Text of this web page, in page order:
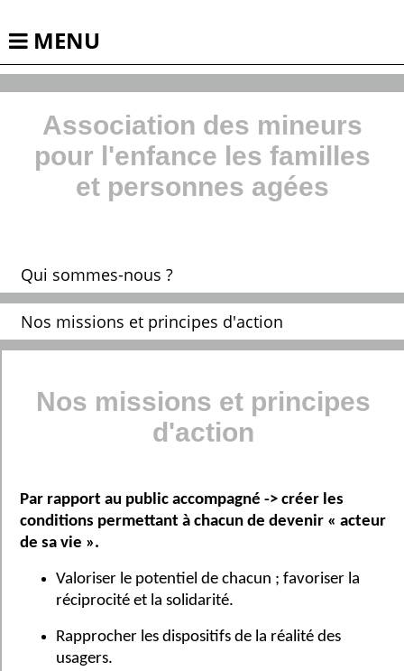
MENU
ASSOCIATION
IME-DITEP-SESSAD
ACTU./GALERIE
INFOS PRATIQUES
Association des mineurs
pour l'enfance les familles
et personnes agées
Qui sommes-nous ?
Nos missions et principes d'action
Nos missions et principes
d'action
Par rapport au public accompagné -> créer les
conditions permettant à chacun de devenir « acteur
de sa vie ».
Valoriser le potentiel de chacun ; favoriser la
réciprocité et la solidarité.
Rapprocher les dispositifs de la réalité des
usagers.